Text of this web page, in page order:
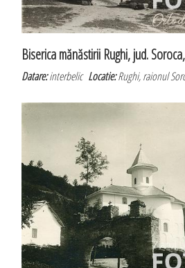
Biserica mănăstirii Rughi, jud.
Datare:interbelicLocatie:Rughi, raionul